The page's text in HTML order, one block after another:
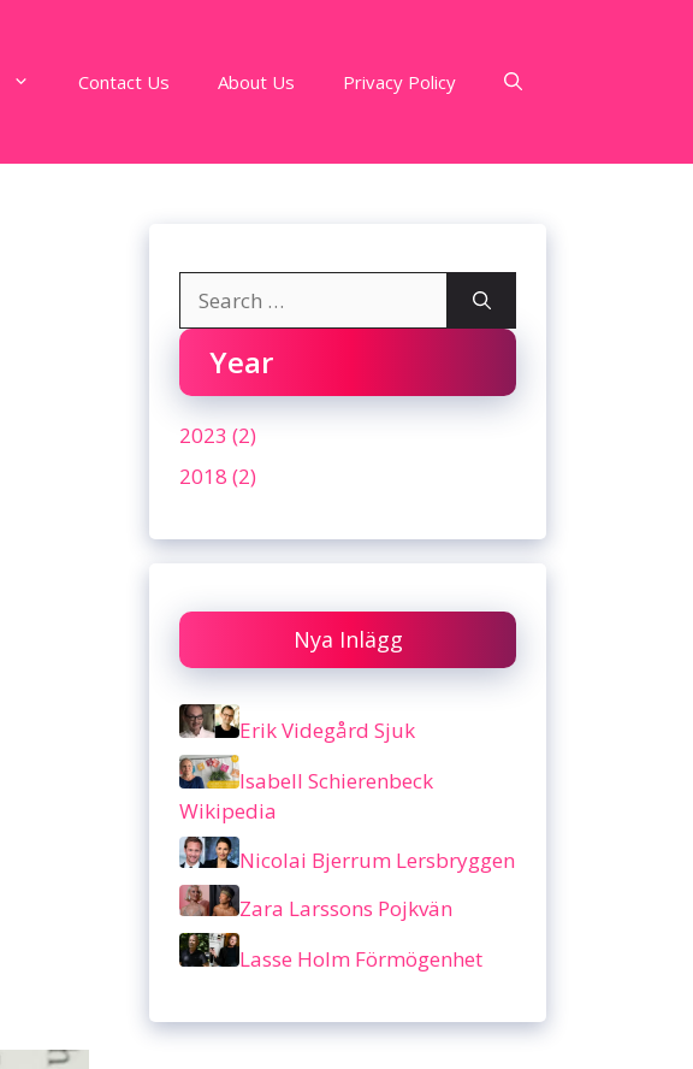
Contact Us About Us Privacy Policy
for:
Year
2023 (2)
2018 (2)
Nya Inlägg
Erik Videgård Sjuk
Isabell Schierenbeck
Wikipedia
Nicolai Bjerrum Lersbryggen
Zara Larssons Pojkvän
Lasse Holm Förmögenhet